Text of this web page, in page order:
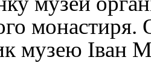
монастиря.
музею Іван